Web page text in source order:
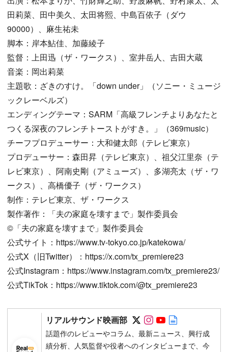
田莉菜、田中美久、太田将熙、中島百依子（ダウ
90000）、麻生祐未
脚本：岸本鮎佳、加藤綾子
監督：上田迅（ザ・ワークス）、室井岳人、吉田大蔵
音楽：岡出莉菜
主題歌：ざきのすけ。「down under」（ソニー・ミュージ
ックレーベルズ）
エンディングテーマ：SARM「高級フレンチよりあなたと
つくる深夜のフレンチトーストがすき。」（369music）
チーフプロデューサー：大和健太郎（テレビ東京）
プロデューサー：森田昇（テレビ東京）、祖父江里奈（テ
レビ東京）、阿南史剛（アミューズ）、多湖亮太（ザ・ワ
ークス）、高橋優子（ザ・ワークス）
制作：テレビ東京、ザ・ワークス
製作著作：「夫の家庭を壊すまで」製作委員会
©︎「夫の家庭を壊すまで」製作委員会
公式サイト：https://www.tv-tokyo.co.jp/katekowa/
公式X（旧Twitter）：https://x.com/tx_premiere23
公式Instagram：https://www.instagram.com/tx_premiere23/
公式TikTok：https://www.tiktok.com/@tx_premiere23
リアルサウンド映画部 Follow on SNS
Follow on SNS
Follow on
話題作のレビューやコラム、最新ニュース、興行成
績分析、人気監督や役者へのインタビューまで、今